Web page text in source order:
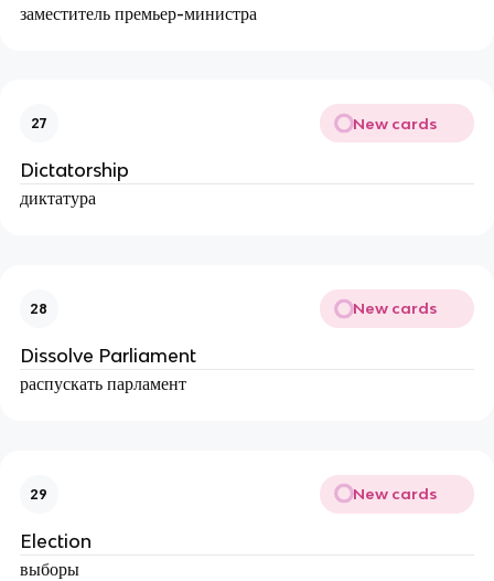
заместитель премьер-министра
27 New cards
Dictatorship
диктатура
28 New cards
Dissolve Parliament
распускать парламент
29 New cards
Election
выборы